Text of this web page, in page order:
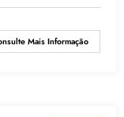
Mais Informação